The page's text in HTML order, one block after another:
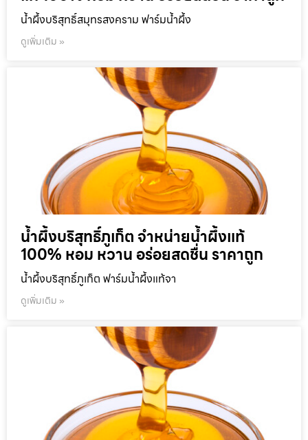
น้ำผึ้งบริสุทธิ์สมุทรสงคราม ฟาร์มน้ำผึ้ง
ดูเพิ่มเติม »
น้ำผึ้งบริสุทธิ์ภูเก็ต จำหน่ายน้ำผึ้งแท้
100% หอม หวาน อร่อยสดชื่น ราคาถูก
น้ำผึ้งบริสุทธิ์ภูเก็ต ฟาร์มน้ำผึ้งแท้จา
ดูเพิ่มเติม »